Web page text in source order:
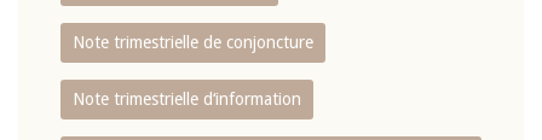
Note trimestrielle de conjoncture
Note trimestrielle d‘information